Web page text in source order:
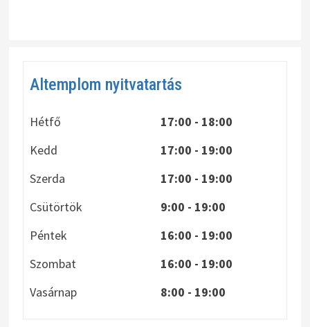
Altemplom nyitvatartás
Hétfő
17:00 - 18:00
Kedd
17:00 - 19:00
Szerda
17:00 - 19:00
Csütörtök
9:00 - 19:00
Péntek
16:00 - 19:00
Szombat
16:00 - 19:00
Vasárnap
8:00 - 19:00